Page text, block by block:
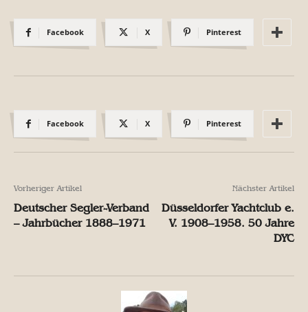
Facebook X Pinterest
Facebook X Pinterest
Vorheriger Artikel
Deutscher Segler-Verband
– Jahrbücher 1888–1971
Nächster Artikel
Düsseldorfer Yachtclub e.
V. 1908–1958. 50 Jahre
DYC